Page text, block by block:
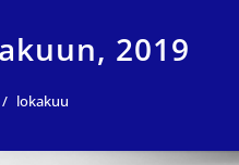
2019
lokakuu